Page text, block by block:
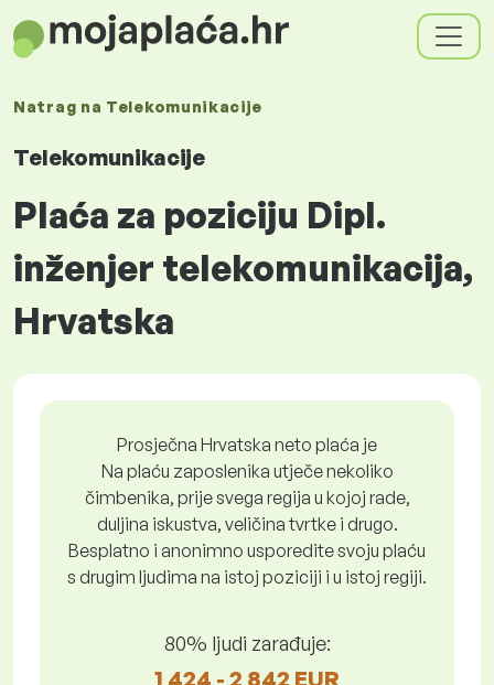
Natrag na Telekomunikacije
Telekomunikacije
Plaća za poziciju Dipl.
inženjer telekomunikacija,
Hrvatska
Prosječna Hrvatska neto plaća je
Na plaću zaposlenika utječe nekoliko
čimbenika, prije svega regija u kojoj rade,
duljina iskustva, veličina tvrtke i drugo.
Besplatno i anonimno usporedite svoju plaću
s drugim ljudima na istoj poziciji i u istoj regiji.
80% ljudi zarađuje:
1 424 - 2 842 EUR